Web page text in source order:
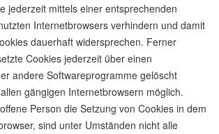
jederzeit mittels einer entsprechenden
Internetbrowsers verhindern und damit
dauerhaft widersprechen. Ferner
Cookies jederzeit über einen
andere Softwareprogramme gelöscht
gängigen Internetbrowsern möglich.
Person die Setzung von Cookies in dem
sind unter Umständen nicht alle